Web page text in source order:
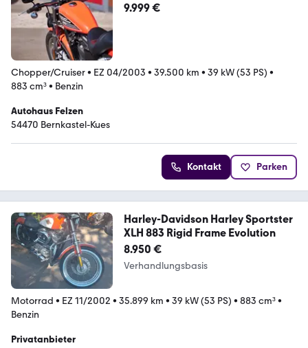
9.999 €
Chopper/Cruiser• EZ 04/2003 • 39.500 km • 39 kW (53 PS) •
883 cm³• Benzin
Autohaus Felzen
54470 Bernkastel-Kues
Kontakt Parken
Harley-Davidson Harley Sportster
XLH 883 Rigid Frame Evolution
8.950 €
Verhandlungsbasis
Motorrad • EZ 11/2002 • 35.899 km • 39 kW (53 PS) • 883 cm³•
Benzin
Privatanbieter